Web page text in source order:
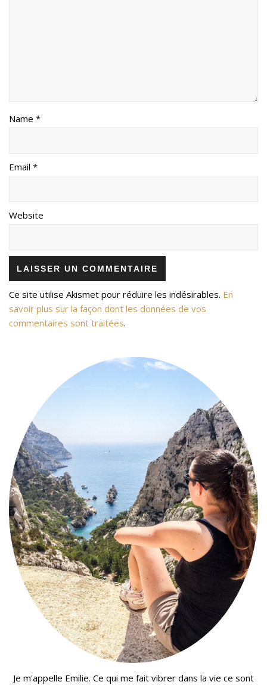
Name *
Email *
Website
Ce site utilise Akismet pour réduire les indésirables. En
savoir plus sur la façon dont les données de vos
commentaires sont traitées.
Je m'appelle Emilie. Ce qui me fait vibrer dans la vie ce sont